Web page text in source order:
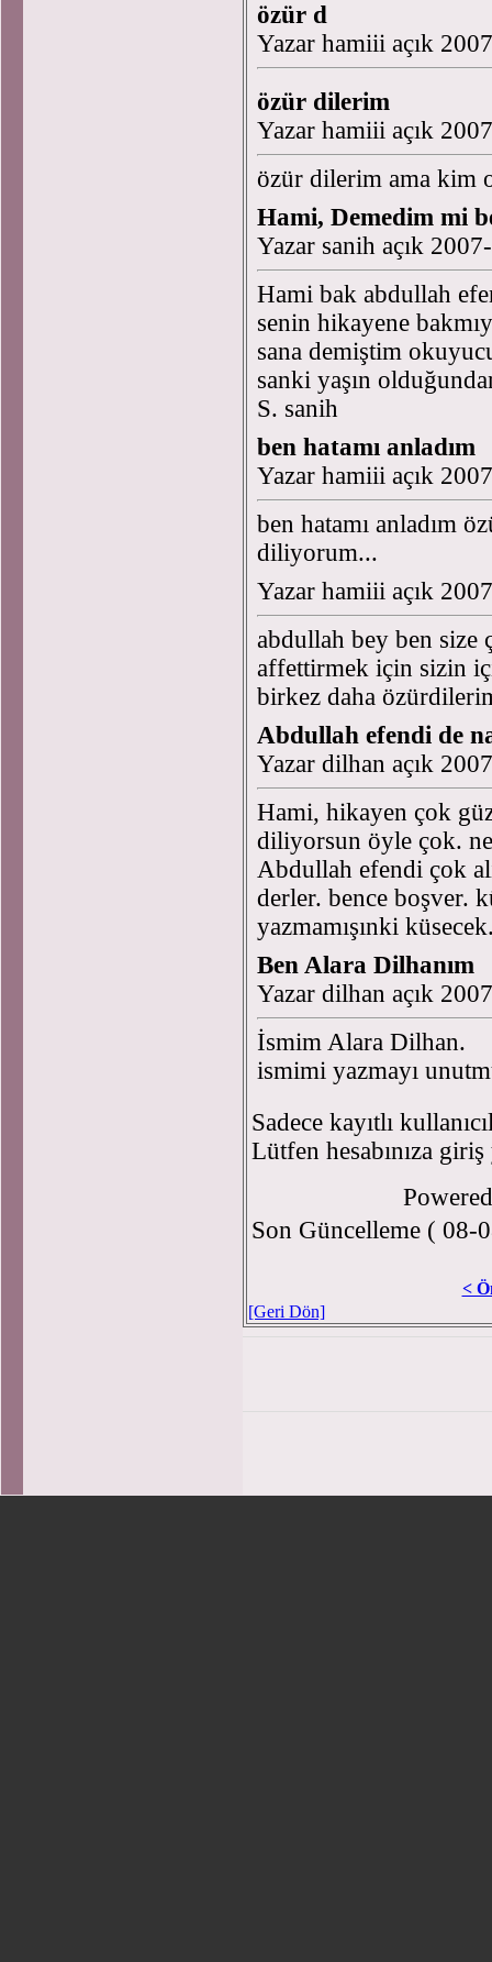
özür d
Yazar hamiii açık
özür dilerim
Yazar hamiii açık
özür dilerim ama kim
Hami, Demedim mi
Yazar sanih açık
Hami bak abdullah
senin hikayene
sana demiştim
sanki yaşın
S. sanih
ben hatamı anladım
Yazar hamiii açık
ben hatamı anladım
diliyorum...
Yazar hamiii açık
abdullah bey ben size
affettirmek için sizin
birkez daha
Abdullah efendi de
Yazar dilhan açık
Hami, hikayen çok
diliyorsun öyle çok.
Abdullah efendi çok
derler. bence boşver.
yazmamışınki
Ben Alara Dilhanım
Yazar dilhan açık
İsmim Alara Dilhan.
ismimi yazmayı
Sadece kayıtlı
Lütfen hesabınıza
Son Güncelleme ( 08-
<
[Geri Dön]